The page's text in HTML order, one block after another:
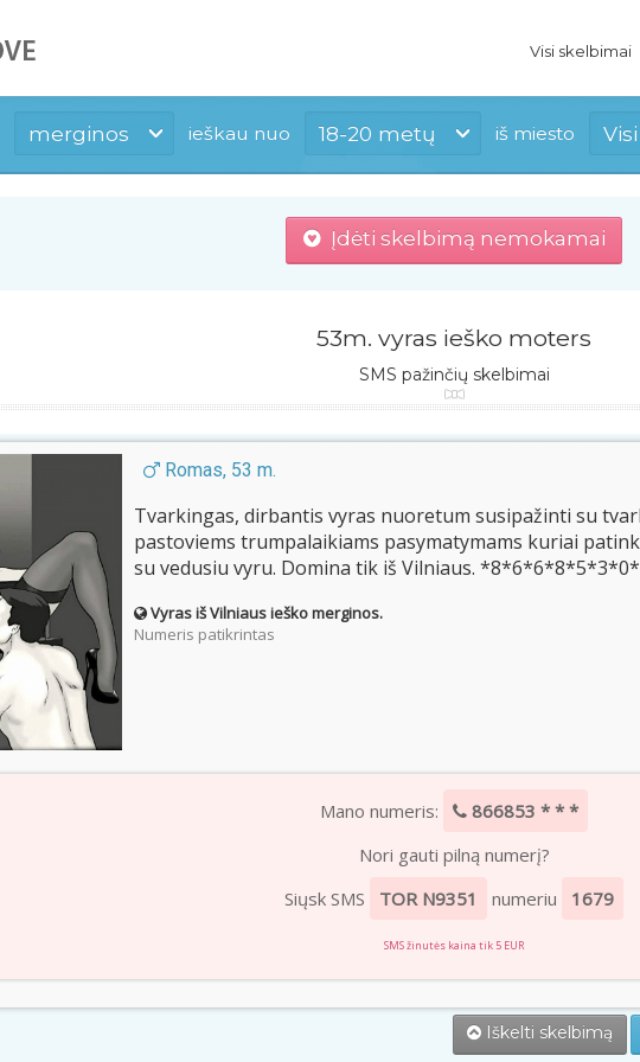
Visi skelbimai
merginos ieškau nuo 18-20 metų iš miesto
Įdėti skelbimą nemokamai
53m. vyras ieško moters
SMS pažinčių skelbimai
Romas, 53 m.
Tvarkingas, dirbantis vyras nuoretum susipažinti su
pastoviems trumpalaikiams pasymatymams kuriai
su vedusiu vyru. Domina tik iš Vilniaus.
Vyras iš Vilniaus ieško merginos.
Numeris patikrintas
Mano numeris:
866853 * * *
Nori gauti pilną numerį?
Siųsk SMS
TOR N9351 numeriu 1679
SMS žinutės kaina tik 5 EUR
Iškelti skelbimą